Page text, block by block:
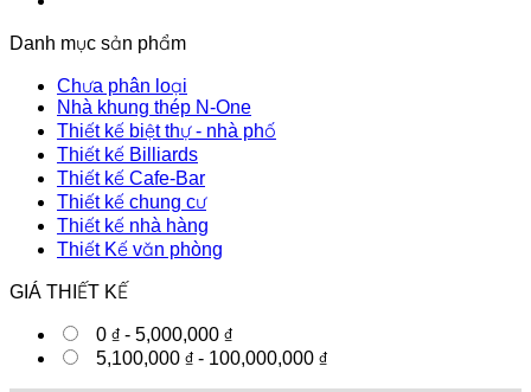
Danh mục sản phẩm
Chưa phân loại
Nhà khung thép N-One
Thiết kế biệt thự - nhà phố
Thiết kế Billiards
Thiết kế Cafe-Bar
Thiết kế chung cư
Thiết kế nhà hàng
Thiết Kế văn phòng
GIÁ THIẾT KẾ
0 ₫ - 5,000,000 ₫
5,100,000 ₫ - 100,000,000 ₫